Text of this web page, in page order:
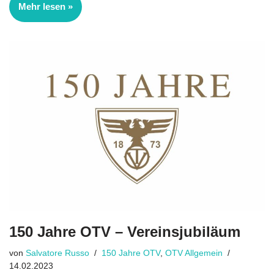
Mehr lesen »
150 Jahre OTV – Vereinsjubiläum
von Salvatore Russo 150 Jahre OTV, OTV Allgemein
14.02.2023